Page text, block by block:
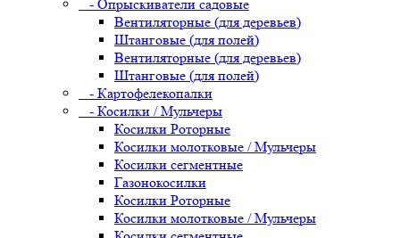
- Опрыскиватели садовые
Вентиляторные (для деревьев)
Штанговые (для полей)
Вентиляторные (для деревьев)
Штанговые (для полей)
- Картофелекопалки
- Косилки / Мульчеры
Косилки Роторные
Косилки молотковые / Мульчеры
Косилки сегментные
Газонокосилки
Косилки Роторные
Косилки молотковые / Мульчеры